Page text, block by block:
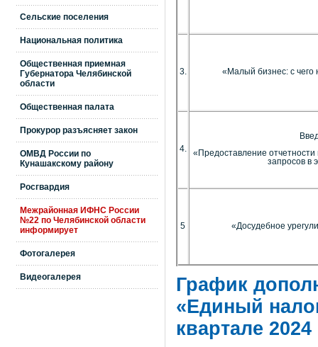
Сельские поселения
Национальная политика
Общественная приемная
Губернатора Челябинской
области
Общественная палата
Прокурор разъясняет закон
ОМВД России по
Кунашакскому району
Росгвардия
Межрайонная ИФНС России
№22 по Челябинской области
информирует
Фотогалерея
Видеогалерея
3. «Малый бизнес: с чего
4.
«Предоставление
запросов в
5 «Досудебное
График
«Единый
квартале 2024